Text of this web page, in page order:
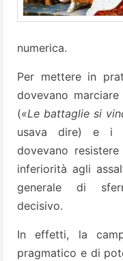
numerica.
Per mettere in
dovevano
(«Le battaglie si
usava dire) e i
dovevano
inferiorità agli
generale di
decisivo.
In effetti, la
pragmatico e di